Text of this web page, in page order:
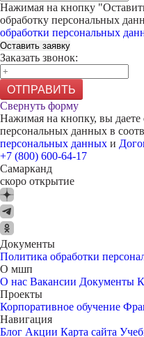
Нажимая на кнопку "
обработку персональных
обработки персональных
Оставить заявку
Заказать звонок:
ОТПРАВИТЬ
Свернуть форму
Нажимая на кнопку, вы даете
персональных данных в
персональных данных и
+7 (800) 600-64-17
Самарканд
скоро открытие
Документы
Политика обработки
О мшп
О нас Вакансии Документы
Проекты
Корпоративное обучение
Навигация
Блог Акции Карта сайта